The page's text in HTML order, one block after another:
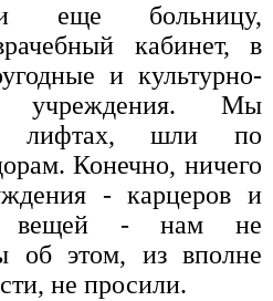
еще больницу,
кабинет, в
и культурно-
учреждения. Мы
лифтах, шли по
Конечно, ничего
- карцеров и
вещей - нам не
об этом, из вполне
не просили.